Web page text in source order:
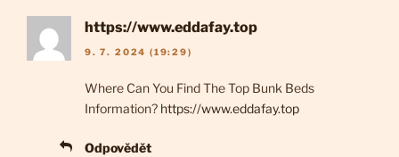
https://www.eddafay.top
9. 7. 2024 (19:29)
Where Can You Find The Top Bunk Beds
Information? https://www.eddafay.top
Odpovědět